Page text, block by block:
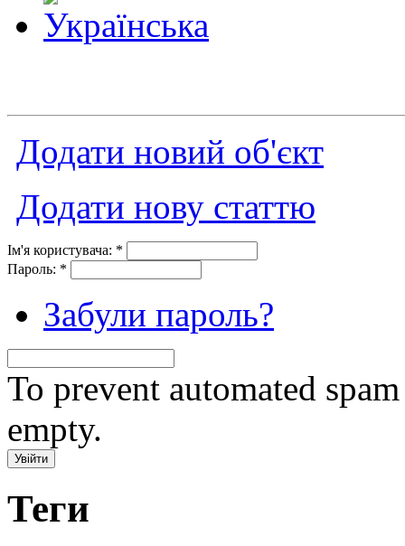
Додати новий об'єкт
Додати нову статтю
Ім'я користувача: *
Пароль: *
Забули пароль?
To prevent automated
empty.
Теги